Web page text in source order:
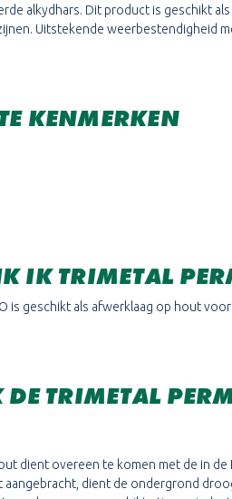
alkydhars. Dit product is geschikt
Uitstekende weerbestendigheid
KENMERKEN
IK TRIMETAL
is geschikt als afwerklaag op hout
DE TRIMETAL
dient overeen te komen met de in de
dient de ondergrond